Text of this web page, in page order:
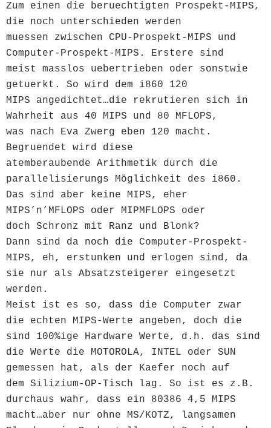
Zum einen die beruechtigten Prospekt-MIPS,
die noch unterschieden werden
muessen zwischen CPU-Prospekt-MIPS und
Computer-Prospekt-MIPS. Erstere sind
meist masslos uebertrieben oder sonstwie
getuerkt. So wird dem i860 120
MIPS angedichtet…die rekrutieren sich in
Wahrheit aus 40 MIPS und 80 MFLOPS,
was nach Eva Zwerg eben 120 macht.
Begruendet wird diese
atemberaubende Arithmetik durch die
parallelisierungs Möglichkeit des i860.
Das sind aber keine MIPS, eher
MIPS’n’MFLOPS oder MIPMFLOPS oder
doch Schronz mit Ranz und Blonk?
Dann sind da noch die Computer-Prospekt-
MIPS, eh, erstunken und erlogen sind, da
sie nur als Absatzsteigerer eingesetzt
werden.
Meist ist es so, dass die Computer zwar
die echten MIPS-Werte angeben, doch die
sind 100%ige Hardware Werte, d.h. das sind
die Werte die MOTOROLA, INTEL oder SUN
gemessen hat, als der Kaefer noch auf
dem Silizium-OP-Tisch lag. So ist es z.B.
durchaus wahr, dass ein 80386 4,5 MIPS
macht…aber nur ohne MS/KOTZ, langsamen